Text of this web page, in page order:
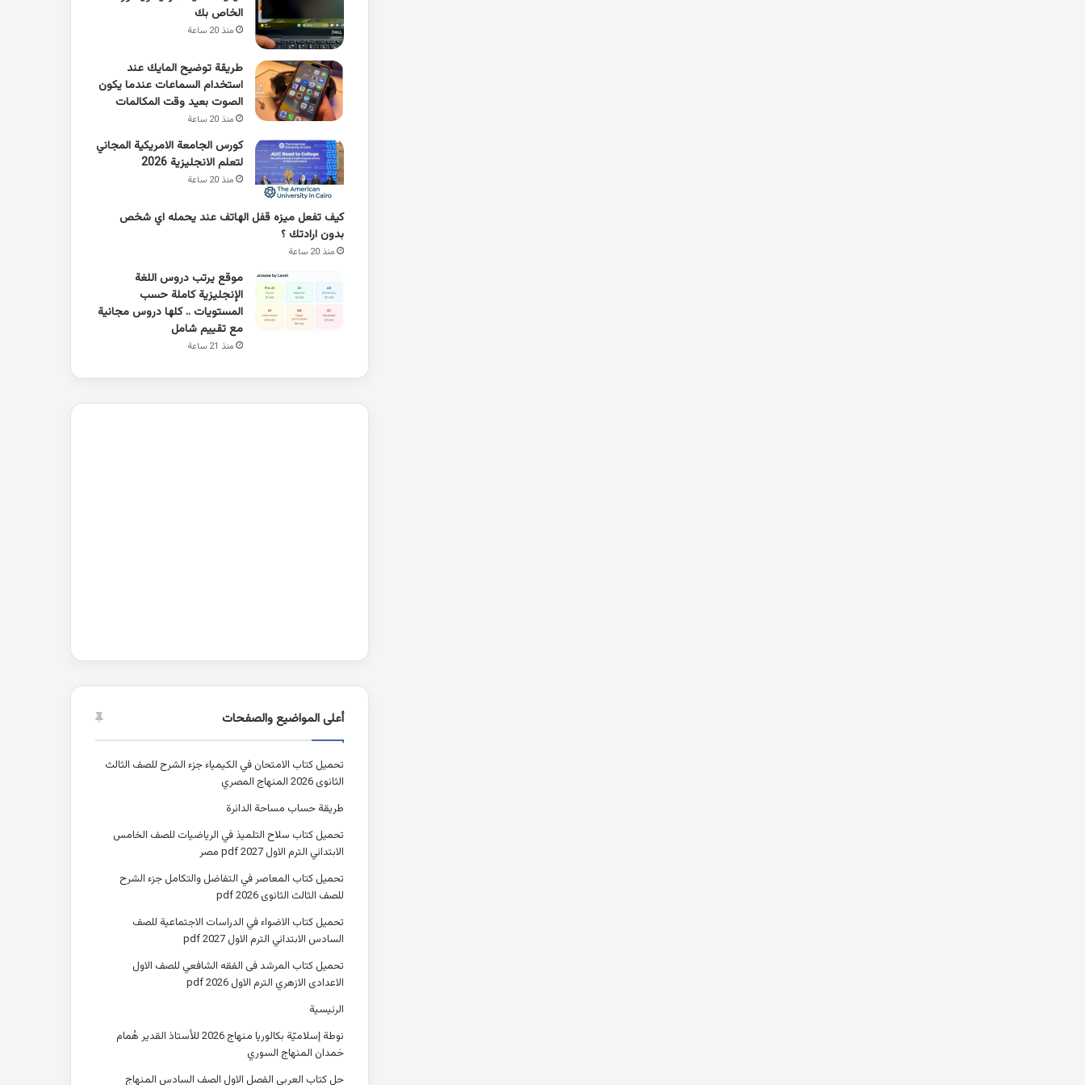
الخاص بك
منذ 20 ساعة
طريقة توضيح المايك عند
استخدام السماعات عندما يكون
الصوت بعيد وقت المكالمات
منذ 20 ساعة
كورس الجامعة الامريكية المجاني
لتعلم الانجليزية 2026
منذ 20 ساعة
كيف تفعل ميزه قفل الهاتف عند يحمله اي شخص
بدون ارادتك ؟
منذ 20 ساعة
موقع يرتب دروس اللغة
الإنجليزية كاملة حسب
المستويات .. كلها دروس مجانية
مع تقييم شامل
منذ 21 ساعة
أعلى المواضيع والصفحات
تحميل كتاب الامتحان في الكيمياء جزء الشرح للصف الثالث
الثانوى 2026 المنهاج المصري
طريقة حساب مساحة الدائرة
تحميل كتاب سلاح التلميذ في الرياضيات للصف الخامس
الابتدائي الترم الاول 2027 pdf مصر
تحميل كتاب المعاصر في التفاضل والتكامل جزء الشرح
للصف الثالث الثانوى 2026 pdf
تحميل كتاب الاضواء في الدراسات الاجتماعية للصف
السادس الابتدائي الترم الاول 2027 pdf
تحميل كتاب المرشد فى الفقه الشافعي للصف الاول
الاعدادى الازهري الترم الاول 2026 pdf
الرئيسية
نوطة إسلاميّة بكالوريا منهاج 2026 للأستاذ القدير هُمام
حَمدان المنهاج السوري
حل كتاب العربي الفصل الاول الصف السادس المنهاج